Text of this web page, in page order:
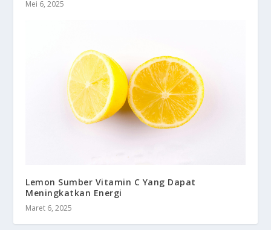
Mei 6, 2025
Lemon Sumber Vitamin C Yang Dapat
Meningkatkan Energi
Maret 6, 2025